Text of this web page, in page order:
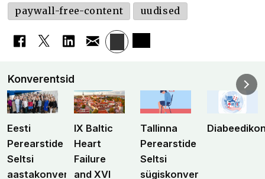
paywall-free-content uudised
Konverentsid
Eesti
Perearstide
Seltsi
aastakonverents
IX Baltic
Heart
Failure
and XVI
Tallinna
Perearstide
Seltsi
sügiskonverents